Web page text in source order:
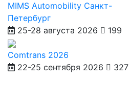
MIMS Automobility Санкт-
Петербург
25-28 августа 2026
199
Comtrans 2026
22-25 сентября 2026
327